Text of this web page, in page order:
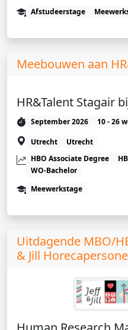
Afstudeerstage
Meebouwen aan
HR&Talent Stagair
September 2026 10 - 26
Utrecht
Utrecht
HBO Associate Degree
WO-Bachelor
Meewerkstage
Uitdagende MBO/
& Jill